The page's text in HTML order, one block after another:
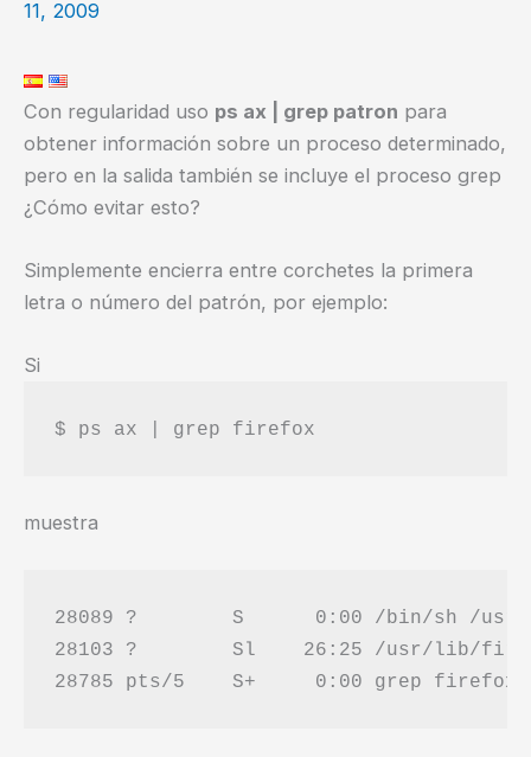
11, 2009
Con regularidad uso ps ax | grep patron para
obtener información sobre un proceso determinado,
pero en la salida también se incluye el proceso grep
¿Cómo evitar esto?
Simplemente encierra entre corchetes la primera
letra o número del patrón, por ejemplo:
Si
$ ps ax | grep firefox
muestra
28089 ?        S      0:00 /bin/sh /
28103 ?        Sl    26:25 /usr/lib/